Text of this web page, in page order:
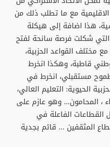
مع ما تطلب ذلك من
هذا اضافة إلى هيكلة
التي شكلت فرصة سانحة لفتح
مختلف القواعد الحزبية،
قاطبة، وهكذا انخرط
مستقبلي، انخرط في
الحيوية: التعليم العالي،
، المحامون... وهو عازم على
الفاعلة في
المثقفين ... قائم بجدية